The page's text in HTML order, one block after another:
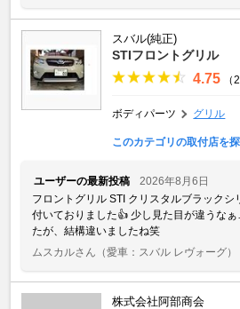
スバル(純正)
STIフロントグリル
4.75 （
ボディパーツ グリル
このカテゴリの取付店を
ユーザーの最新投稿
2026年8月6日
フロントグリル STI クリスタルブラックシ
付いておりました👍 少し見た目が違うな
たが、結構違いましたね笑
ムスカルさん （愛車：スバル レヴォーグ）
株式会社阿部商会